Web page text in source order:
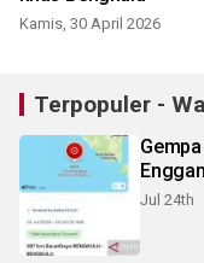
Kamis, 30 April 2026
Terpopuler -
Jul 24th